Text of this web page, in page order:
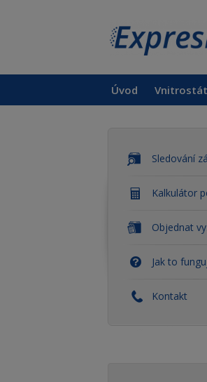
Úvod
Sledování
Kalkulátor
Objednat
Jak to
Kontakt